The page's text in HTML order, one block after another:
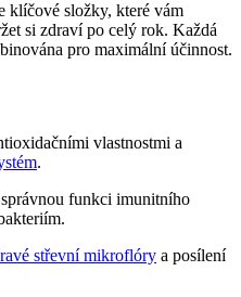
klíčové​ složky, které vám
si zdraví ‍po⁣ celý rok. Každá
pro maximální účinnost.
vlastnostmi a
.
⁢funkci imunitního
střevní mikroflóry a posílení ​